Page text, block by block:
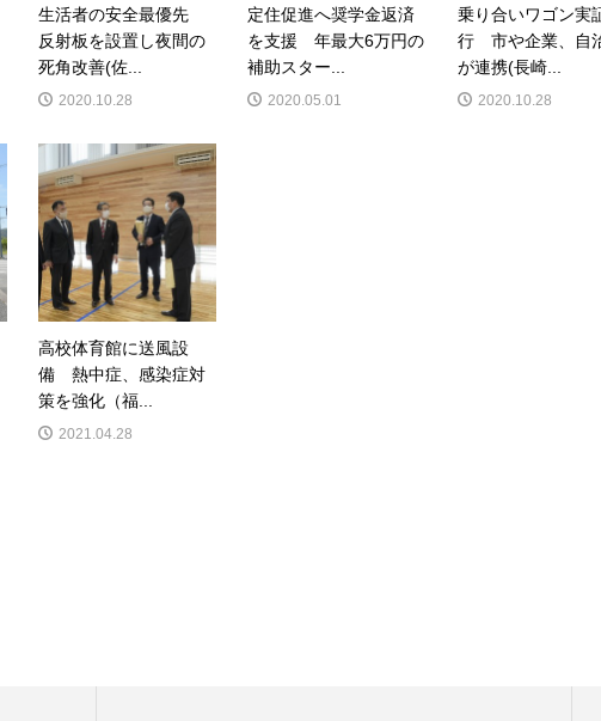
生活者の安全最優先
反射板を設置し夜間の
死角改善(佐...
2020.10.28
定住促進へ奨学金返済
を支援 年最大6万円の
補助スター...
2020.05.01
乗り合いワゴン実
行 市や企業、自
が連携(長崎...
2020.10.28
高校体育館に送風設
備 熱中症、感染症対
策を強化（福...
2021.04.28